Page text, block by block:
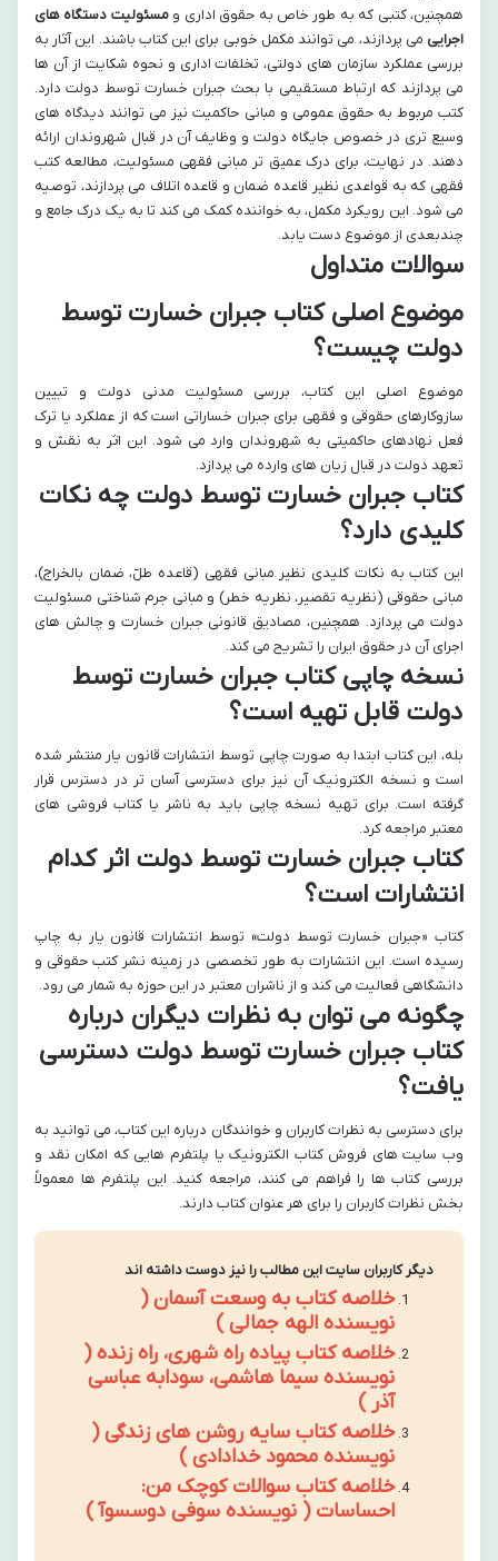
همچنین، کتبی که به طور خاص به حقوق اداری ومسئولیت دستگاه های
اجرایی می پردازند، می توانند مکمل خوبی برای این کتاب باشند. این آثار به
بررسی عملکرد سازمان های دولتی، تخلفات اداری و نحوه شکایت از آن ها
می پردازند که ارتباط مستقیمی با بحث جبران خسارت توسط دولت دارد.
کتب مربوط به حقوق عمومی و مبانی حاکمیت نیز می توانند دیدگاه های
وسیع تری در خصوص جایگاه دولت و وظایف آن در قبال شهروندان ارائه
دهند. در نهایت، برای درک عمیق تر مبانی فقهی مسئولیت، مطالعه کتب
فقهی که به قواعدی نظیر قاعده ضمان و قاعده اتلاف می پردازند، توصیه
می شود. این رویکرد مکمل، به خواننده کمک می کند تا به یک درک جامع و
چندبعدی از موضوع دست یابد.
سوالات متداول
موضوع اصلی کتاب جبران خسارت توسط
دولت چیست؟
موضوع اصلی این کتاب، بررسی مسئولیت مدنی دولت و تبیین
سازوکارهای حقوقی و فقهی برای جبران خساراتی است که از عملکرد یا ترک
فعل نهادهای حاکمیتی به شهروندان وارد می شود. این اثر به نقش و
تعهد دولت در قبال زیان های وارده می پردازد.
کتاب جبران خسارت توسط دولت چه نکات
کلیدی دارد؟
این کتاب به نکات کلیدی نظیر مبانی فقهی (قاعده طلّ، ضمان بالخراج)،
مبانی حقوقی (نظریه تقصیر، نظریه خطر) و مبانی جرم شناختی مسئولیت
دولت می پردازد. همچنین، مصادیق قانونی جبران خسارت و چالش های
اجرای آن در حقوق ایران را تشریح می کند.
نسخه چاپی کتاب جبران خسارت توسط
دولت قابل تهیه است؟
بله، این کتاب ابتدا به صورت چاپی توسط انتشارات قانون یار منتشر شده
است و نسخه الکترونیک آن نیز برای دسترسی آسان تر در دسترس قرار
گرفته است. برای تهیه نسخه چاپی باید به ناشر یا کتاب فروشی های
معتبر مراجعه کرد.
کتاب جبران خسارت توسط دولت اثر کدام
انتشارات است؟
کتاب «جبران خسارت توسط دولت» توسط انتشارات قانون یار به چاپ
رسیده است. این انتشارات به طور تخصصی در زمینه نشر کتب حقوقی و
دانشگاهی فعالیت می کند و از ناشران معتبر در این حوزه به شمار می رود.
چگونه می توان به نظرات دیگران درباره
کتاب جبران خسارت توسط دولت دسترسی
یافت؟
برای دسترسی به نظرات کاربران و خوانندگان درباره این کتاب، می توانید به
وب سایت های فروش کتاب الکترونیک یا پلتفرم هایی که امکان نقد و
بررسی کتاب ها را فراهم می کنند، مراجعه کنید. این پلتفرم ها معمولاً
بخش نظرات کاربران را برای هر عنوان کتاب دارند.
دیگر کاربران سایت این مطالب را نیز دوست داشته اند
خلاصه کتاب به وسعت آسمان (
نویسنده الهه جمالی )
خلاصه کتاب پیاده راه شهری، راه زنده (
نویسنده سیما هاشمی، سودابه عباسی
آذر )
خلاصه کتاب سایه روشن های زندگی (
نویسنده محمود خدادادی )
خلاصه کتاب سوالات کوچک من:
احساسات ( نویسنده سوفی دوسسوآ )